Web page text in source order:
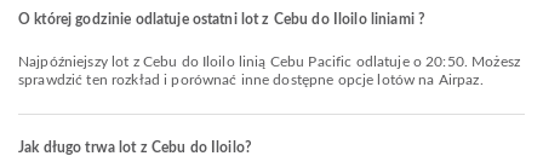
O której godzinie odlatuje ostatni lot z Cebu do Iloilo liniami ?
Najpóźniejszy lot z Cebu do Iloilo linią Cebu Pacific odlatuje o 20:50. Możesz
sprawdzić ten rozkład i porównać inne dostępne opcje lotów na Airpaz.
Jak długo trwa lot z Cebu do Iloilo?